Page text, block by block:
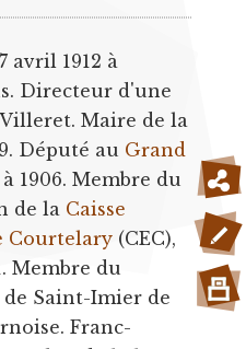
avril 1912 à
Directeur d'une
Maire de la
Député au Grand
à 1906. Membre du
de la Caisse
Courtelary(CEC),
Membre du
Saint-Imier de
Franc-